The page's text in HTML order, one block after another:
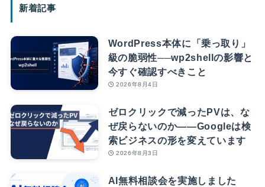
新着記事
WordPress本体に「乗っ取り」
級の脆弱性──wp2shellの影響と
今すぐ確認すべきこと
2026年8月4日
ゼロクリックで減ったPVは、な
ぜ戻らないのか――Googleは検
索ビジネスの形を変えています
2026年8月3日
AI無料相談会を実施しました